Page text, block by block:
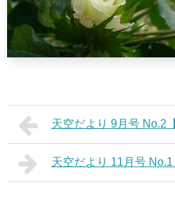
天空だより 9月号 No.2
天空だより 11月号 No.1